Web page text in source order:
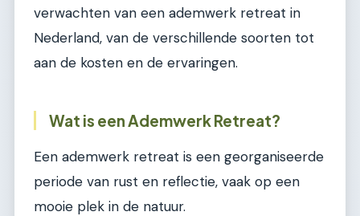
verwachten van een ademwerk retreat in
Nederland, van de verschillende soorten tot
aan de kosten en de ervaringen.
Wat is een Ademwerk Retreat?
Een ademwerk retreat is een georganiseerde
periode van rust en reflectie, vaak op een
mooie plek in de natuur.